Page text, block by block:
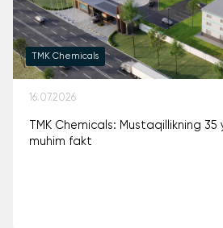
TMK Chemicals
16.07.2026
TMK Chemicals: Mustaqillikning
muhim fakt